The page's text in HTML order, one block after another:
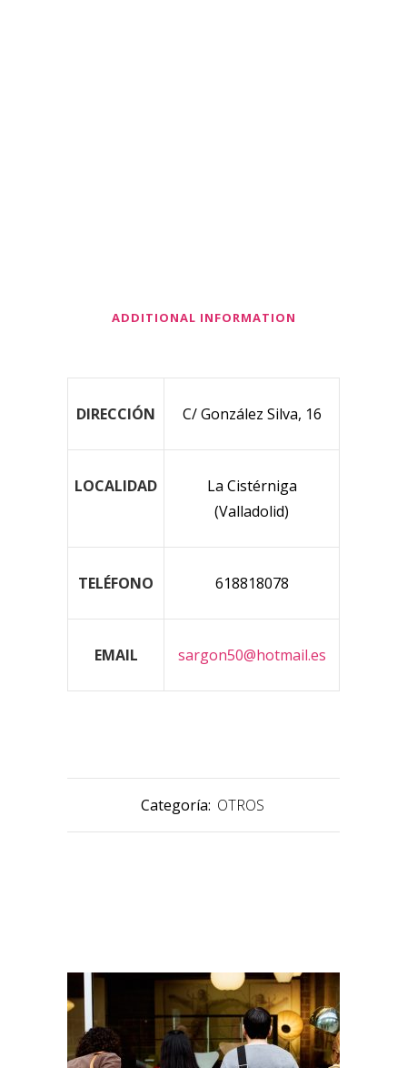
ADDITIONAL INFORMATION
DIRECCIÓN C/ González Silva, 16
LOCALIDAD
La Cistérniga
(Valladolid)
TELÉFONO 618818078
EMAIL sargon50@hotmail.es
Categoría: OTROS